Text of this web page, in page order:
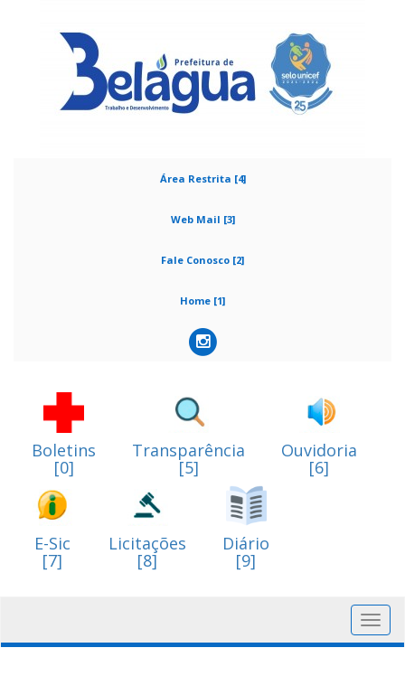
Área Restrita [4]
Web Mail [3]
Fale Conosco [2]
Home [1]
Boletins
[0]
Transparência
[5]
Ouvidoria
[6]
E-Sic
[7]
Licitações
[8]
Diário
[9]